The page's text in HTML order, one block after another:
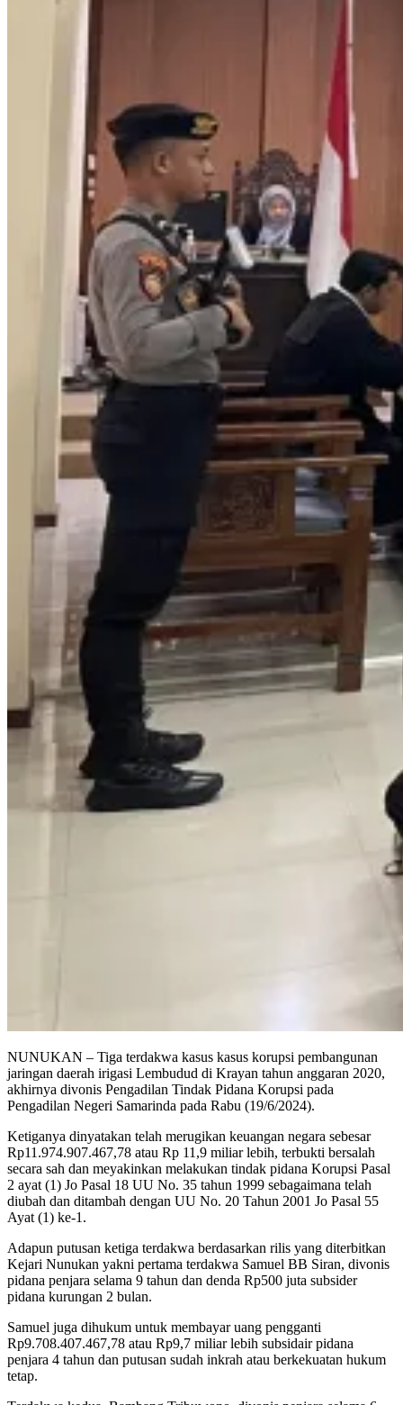
NUNUKAN – Tiga terdakwa kasus kasus korupsi pembangunan
jaringan daerah irigasi Lembudud di Krayan tahun anggaran 2020,
akhirnya divonis Pengadilan Tindak Pidana Korupsi pada
Pengadilan Negeri Samarinda pada Rabu (19/6/2024).
Ketiganya dinyatakan telah merugikan keuangan negara sebesar
Rp11.974.907.467,78 atau Rp 11,9 miliar lebih, terbukti bersalah
secara sah dan meyakinkan melakukan tindak pidana Korupsi Pasal
2 ayat (1) Jo Pasal 18 UU No. 35 tahun 1999 sebagaimana telah
diubah dan ditambah dengan UU No. 20 Tahun 2001 Jo Pasal 55
Ayat (1) ke-1.
Adapun putusan ketiga terdakwa berdasarkan rilis yang diterbitkan
Kejari Nunukan yakni pertama terdakwa Samuel BB Siran, divonis
pidana penjara selama 9 tahun dan denda Rp500 juta subsider
pidana kurungan 2 bulan.
Samuel juga dihukum untuk membayar uang pengganti
Rp9.708.407.467,78 atau Rp9,7 miliar lebih subsidair pidana
penjara 4 tahun dan putusan sudah inkrah atau berkekuatan hukum
tetap.